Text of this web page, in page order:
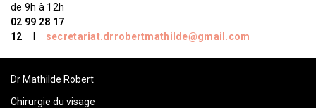
de 9h à 12h
02 99 28 17
12
secretariat.drrobertmathilde@gmail.com
Dr Mathilde Robert
Chirurgie du visage